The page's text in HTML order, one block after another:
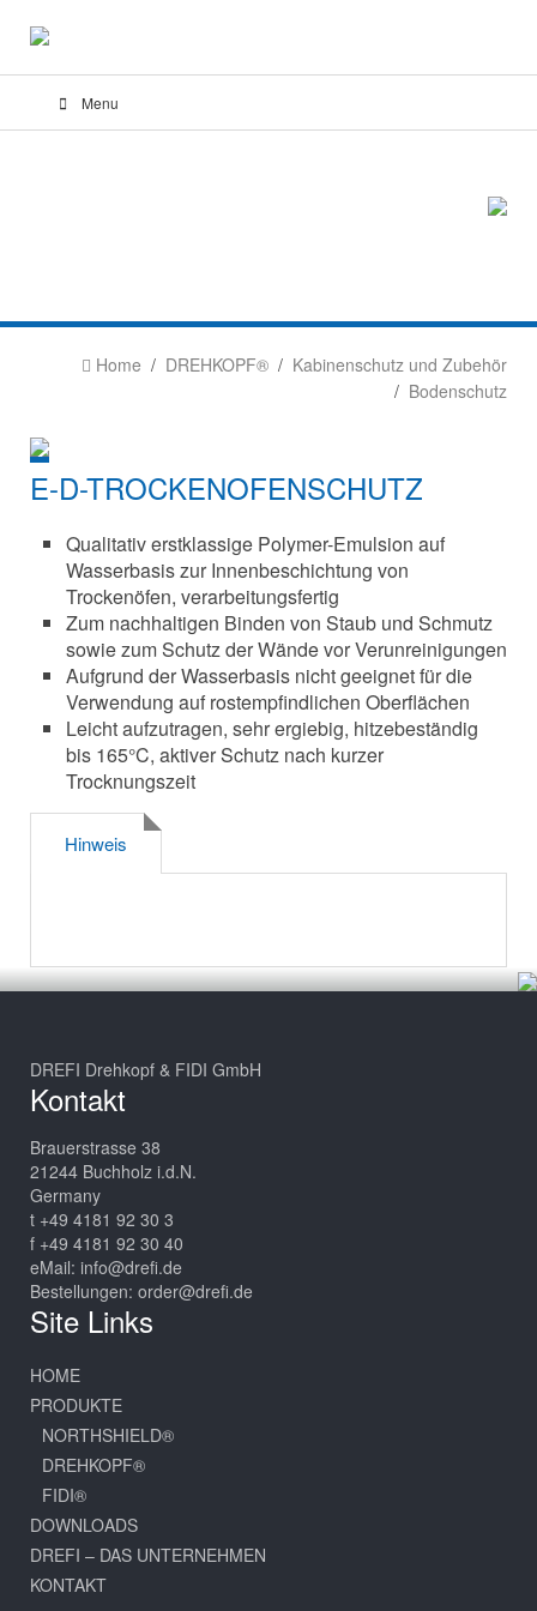
Menu
Home DREHKOPF®
Kabinenschutz und Zubehör
Bodenschutz
E-D-TROCKENOFENSCHUTZ
Qualitativ erstklassige Polymer-Emulsion auf
Wasserbasis zur Innenbeschichtung von
Trockenöfen, verarbeitungsfertig
Zum nachhaltigen Binden von Staub und Schmutz
sowie zum Schutz der Wände vor Verunreinigungen
Aufgrund der Wasserbasis nicht geeignet für die
Verwendung auf rostempfindlichen Oberflächen
Leicht aufzutragen, sehr ergiebig, hitzebeständig
bis 165°C, aktiver Schutz nach kurzer
Trocknungszeit
Hinweis
DREFI Drehkopf & FIDI GmbH
Kontakt
Brauerstrasse 38
21244 Buchholz i.d.N.
Germany
t +49 4181 92 30 3
f +49 4181 92 30 40
eMail: info@drefi.de
Bestellungen: order@drefi.de
Site Links
HOME
PRODUKTE
NORTHSHIELD®
DREHKOPF®
FIDI®
DOWNLOADS
DREFI – DAS UNTERNEHMEN
KONTAKT